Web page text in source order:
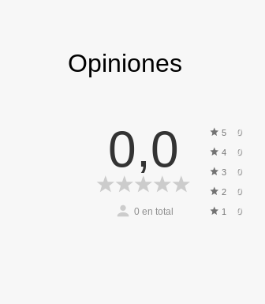
Opiniones
0,0
0 en total
5 0
4 0
3 0
2 0
1 0